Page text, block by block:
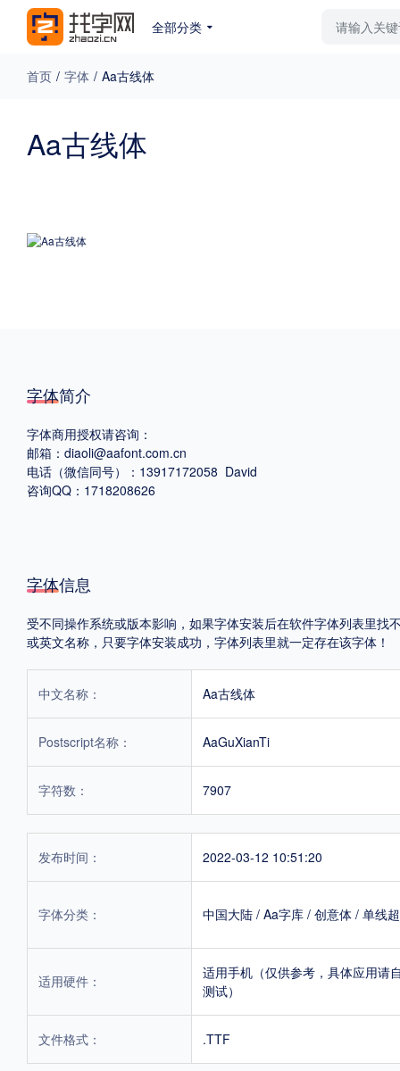
全部分类
免费下载 收费下载
格式
.TTF .OTF
中国大陆
首页 / 字体 / Aa古线体
Aa古线体
字体简介
字体商用授权请咨询：
邮箱：diaoli@aafont.com.cn
电话（微信同号）：13917172058 David
咨询QQ：1718208626
字体信息
受不同操作系统或版本影响，如果字体安装后在软件字体列表里
或英文名称，只要字体安装成功，字体列表里就一定存在该字体！
中文名称： Aa古线体
Postscript名称： AaGuXianTi
字符数： 7907
发布时间： 2022-03-12 10:51:20
字体分类： 中国大陆 / Aa字库 / 创意体 / 单线
适用硬件：
适用手机（仅供参考，具体应用请
测试）
文件格式： .TTF